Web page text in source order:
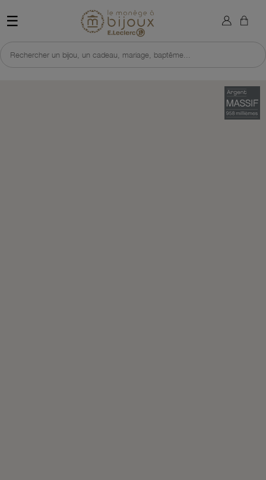
☰ Retour à l'accueil du site
Rechercher un bijou, un cadeau, mariage, baptême...
×